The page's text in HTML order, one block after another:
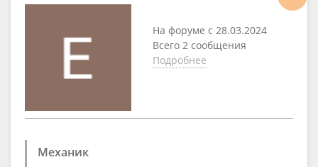
На форуме с 28.03.2024
Всего 2 сообщения
Подробнее
Механик